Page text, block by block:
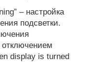
– настройка
подсветки.
display is turned